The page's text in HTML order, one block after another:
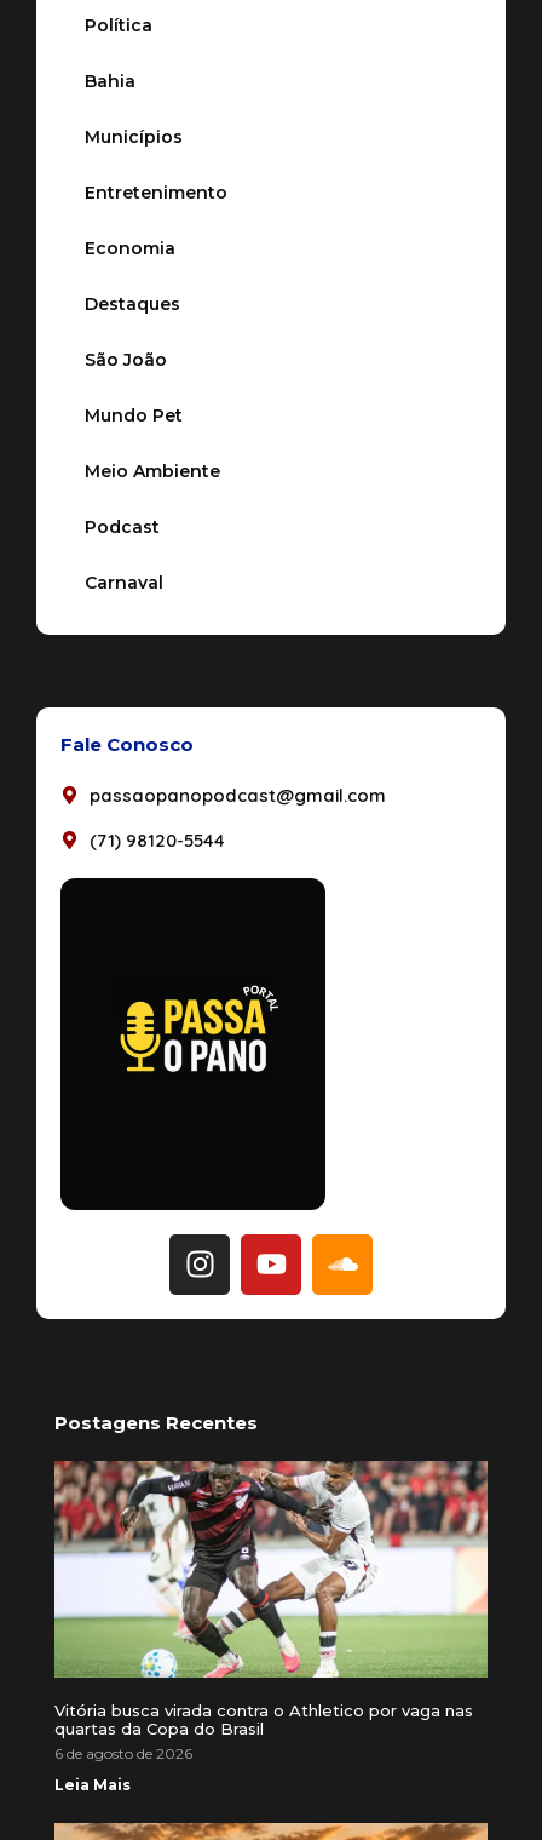
Política
Bahia
Municípios
Entretenimento
Economia
Destaques
São João
Mundo Pet
Meio Ambiente
Podcast
Carnaval
Fale Conosco
passaopanopodcast@gmail.com
(71) 98120-5544
Postagens Recentes
Vitória busca virada contra o Athletico por vaga nas
quartas da Copa do Brasil
6 de agosto de 2026
Leia Mais